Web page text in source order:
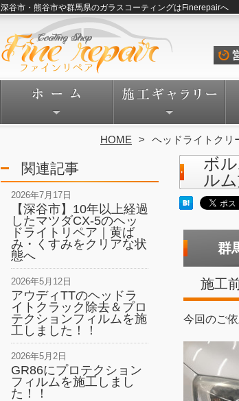
深谷市・熊谷市や群馬県のガラスコーティングはFinerepairへ
HOME ヘッドライトクリ
関連記事
2026年7月17日
【深谷市】10年以上経過
したマツダCX-5のヘッ
ドライトリペア｜黄ば
み・くすみをクリアな状
態へ
2026年5月12日
アウディTTのヘッドラ
イトクラック除去＆プロ
テクションフィルムを施
工しました！！
2026年5月2日
GR86にプロテクション
フィルムを施工しまし
た！！
ボ
ル
群
施工
今回のご